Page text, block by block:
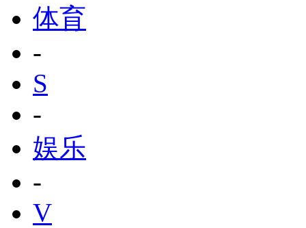
体育
-
S
-
娱乐
-
V